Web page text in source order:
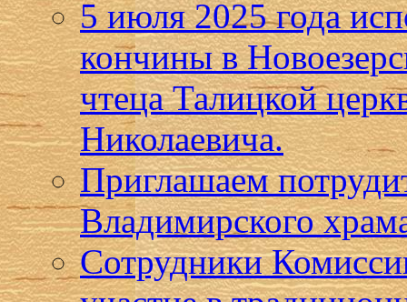
5 июля 2025 года
кончины в
чтеца Талицкой
Николаевича.
Приглашаем
Владимирского
Сотрудники